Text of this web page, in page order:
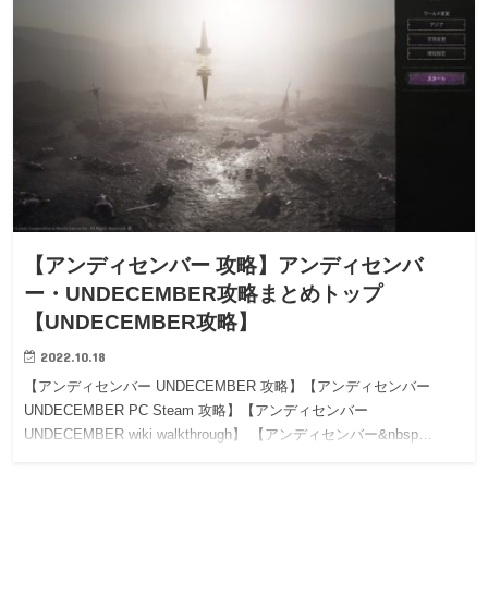
【アンディセンバー 攻略】アンディセンバ
ー・UNDECEMBER攻略まとめトップ
【UNDECEMBER攻略】
2022.10.18
【アンディセンバー UNDECEMBER 攻略】【アンディセンバー
UNDECEMBER PC Steam 攻略】【アンディセンバー
UNDECEMBER wiki walkthrough】 【アンディセンバー&nbsp…